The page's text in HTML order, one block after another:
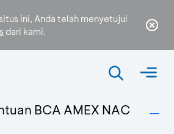
ini, Anda telah menyetujui
dari kami.
BCA AMEX NAC